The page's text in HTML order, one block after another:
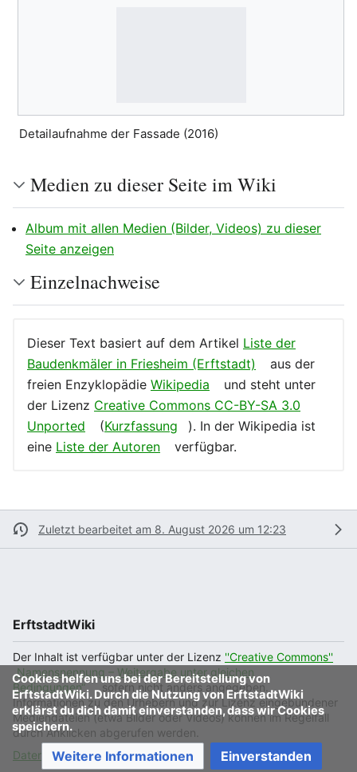
Detailaufnahme der Fassade (2016)
Medien zu dieser Seite im Wiki
Album mit allen Medien (Bilder, Videos) zu dieser
Seite anzeigen
Einzelnachweise
Dieser Text basiert auf dem Artikel Liste der
Baudenkmäler in Friesheim (Erftstadt)
aus der
freien Enzyklopädie Wikipedia
und steht unter
der Lizenz Creative Commons CC-BY-SA 3.0
Unported
(Kurzfassung
). In der Wikipedia ist
eine Liste der Autoren verfügbar.
Zuletzt bearbeitet am 8. August 2026 um 12:23
Cookies helfen uns bei der Bereitstellung von
ErftstadtWiki. Durch die Nutzung von ErftstadtWiki
erklärst du dich damit einverstanden, dass wir Cookies
speichern.
Weitere Informationen Einverstanden
ErftstadtWiki
Der Inhalt ist verfügbar unter der Lizenz ''Creative Commons''
„Namensnennung – Weitergabe unter gleichen
Bedingungen“
, sofern nicht anders angegeben.
Informationen zu den Urhebern und zur Lizenz eingebundener
Mediendateien (etwa Bilder oder Videos) können im Regelfall
durch Anklicken abgerufen werden.
Datenschutz
Klassische Ansicht